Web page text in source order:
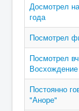
Досмотрел
года
Посмотрел
Посмотрел
Постоянно
"Аноре"